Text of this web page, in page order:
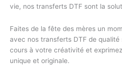
vie, nos transferts DTF sont la
Faites de la fête des mères un
avec nos transferts DTF de qualité
cours à votre créativité et
unique et originale.